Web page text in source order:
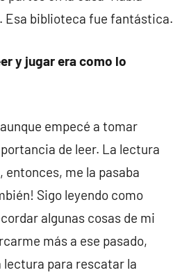
Esa biblioteca fue fantástica.
y jugar era como lo
empecé a tomar
de leer. La lectura
entonces, me la pasaba
Sigo leyendo como
algunas cosas de mi
más a ese pasado,
lectura para rescatar la